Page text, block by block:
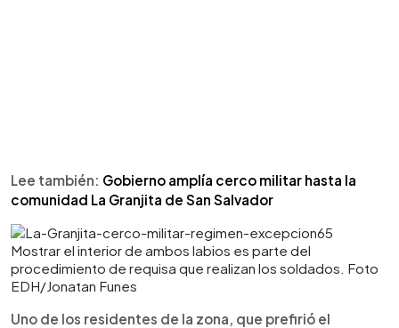
Lee también: Gobierno amplía cerco militar hasta la
comunidad La Granjita de San Salvador
Mostrar el interior de ambos labios es parte del
procedimiento de requisa que realizan los soldados. Foto
EDH/Jonatan Funes
Uno de los residentes de la zona, que prefirió el